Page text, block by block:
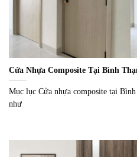
Cửa Nhựa Composite Tại Bình
Mục lục Cửa nhựa composite tại
như